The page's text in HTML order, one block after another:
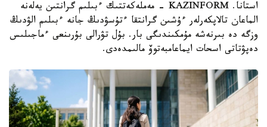
استانا. KAZINFORM - مەملەكەتتىك ءبىلىم گرانتىن يەلەنە
الماعان تالاپكەرلەر ءۇشىن گرانتقا ءتۇسۋدىڭ جانە ءبىلىم الۋدىڭ
وزگە دە بىرنەشە مۇمكىندىگى بار. بۇل تۋرالى بۇرىنعى ءماجىلىس
دەپۋتاتى اسحات ايماعامبەتوۆ مالىمدەدى.